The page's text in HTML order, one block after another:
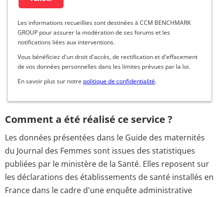
Les informations recueillies sont destinées à CCM BENCHMARK
GROUP pour assurer la modération de ses forums et les
notifications liées aux interventions.
Vous bénéficiez d'un droit d'accès, de rectification et d'effacement
de vos données personnelles dans les limites prévues par la loi.
En savoir plus sur notre politique de confidentialité.
Comment a été réalisé ce service ?
Les données présentées dans le Guide des maternités
du Journal des Femmes sont issues des statistiques
publiées par le ministère de la Santé. Elles reposent sur
les déclarations des établissements de santé installés en
France dans le cadre d'une enquête administrative